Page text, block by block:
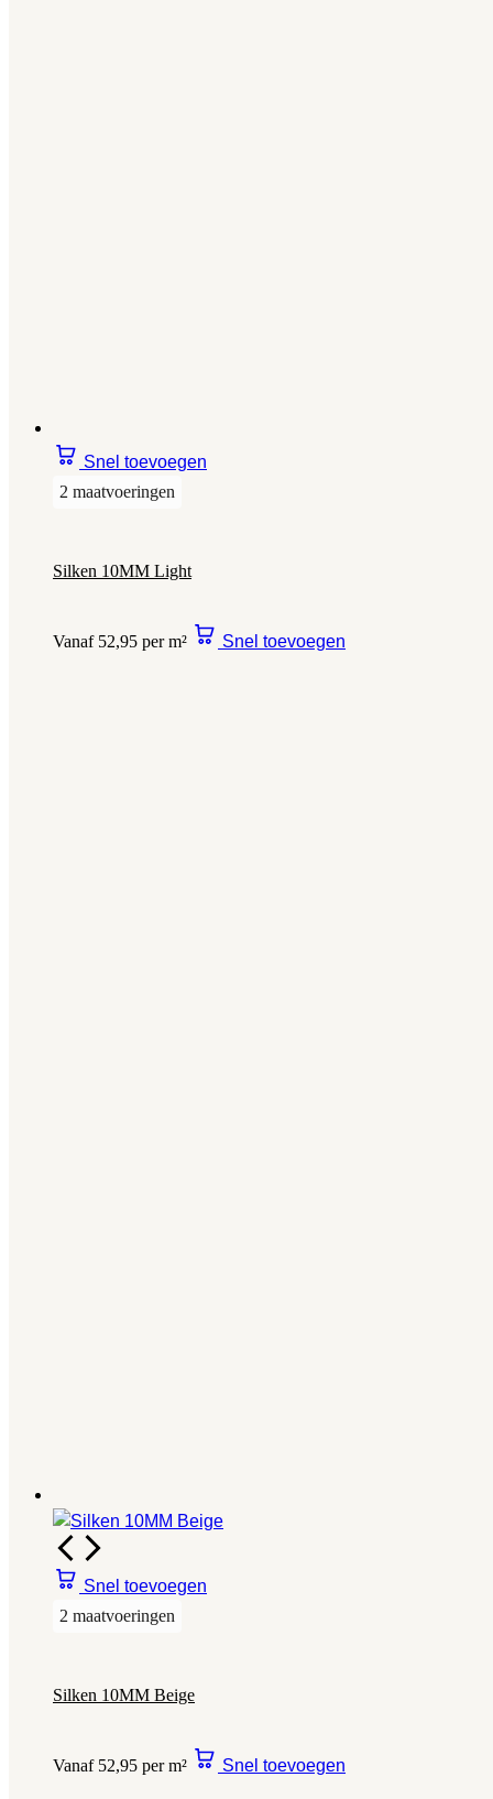
Snel toevoegen
2 maatvoeringen
Silken 10MM Light
Vanaf 52,95 per m² Snel toevoegen
Snel toevoegen
2 maatvoeringen
Silken 10MM Beige
Vanaf 52,95 per m² Snel toevoegen